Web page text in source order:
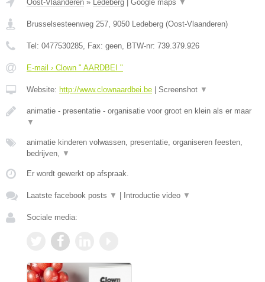
Oost-Vlaanderen » Ledeberg | Google maps ▼
Brusselsesteenweg 257 9050 Ledeberg (Oost-Vlaanderen)
Tel: 0477530285 , Fax: geen , BTW-nr: 739.379.926
E-mail › Clown " AARDBEI "
Website: http://www.clownaardbei.be | Screenshot ▼
animatie - presentatie - organisatie voor groot en klein als er maar
▼
animatie kinderen volwassen, presentatie, organiseren feesten,
bedrijven,
▼
Er wordt gewerkt op afspraak.
Laatste facebook posts ▼ | Introductie video ▼
Sociale media: